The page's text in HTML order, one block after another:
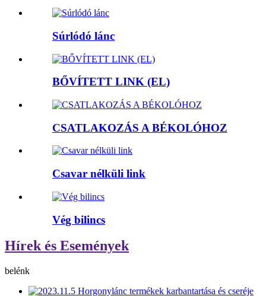
Súrlódó lánc
BŐVÍTETT LINK (EL)
CSATLAKOZÁS A BÉKOLÓHOZ
Csavar nélküli link
Vég bilincs
Hírek és Események
belénk